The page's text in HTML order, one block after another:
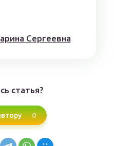
Ceргeeвнa
статья?
0